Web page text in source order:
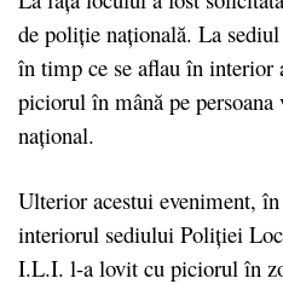
de poliţie naţională. La
în timp ce se aflau în interior
piciorul în mână pe
naţional.
Ulterior acestui eveniment,
interiorul sediului Poliţiei
I.L.I. l-a lovit cu piciorul în